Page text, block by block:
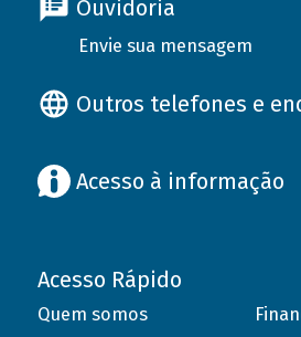
Ouvidoria
Envie sua mensagem
Outros telefones e
Acesso à informação
Acesso Rápido
Quem somos